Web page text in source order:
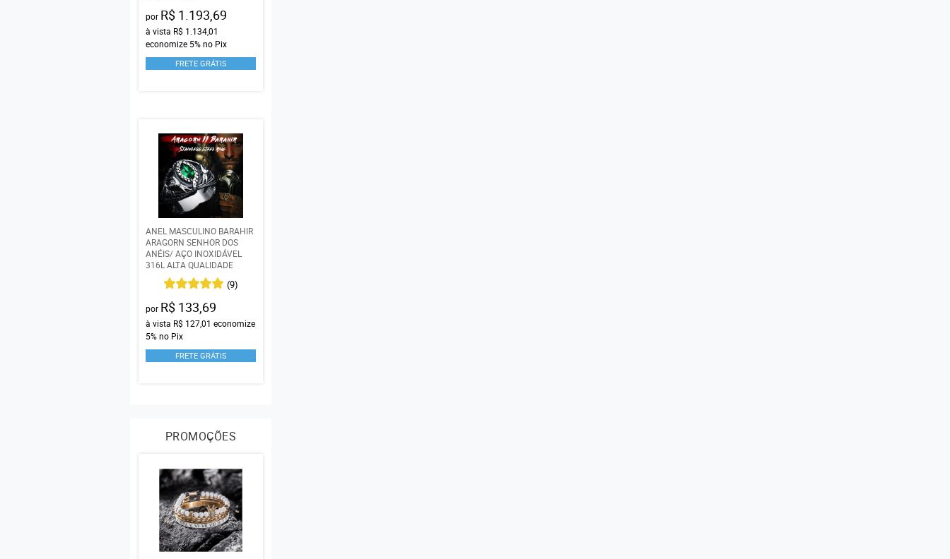
por R$ 1.193,69
à vista R$ 1.134,01
economize 5% no Pix
FRETE GRÁTIS
ANEL MASCULINO BARAHIR
ARAGORN SENHOR DOS
ANÉIS/ AÇO INOXIDÁVEL
316L ALTA QUALIDADE
(9)
por R$ 133,69
à vista R$ 127,01 economize
5% no Pix
FRETE GRÁTIS
PROMOÇÕES